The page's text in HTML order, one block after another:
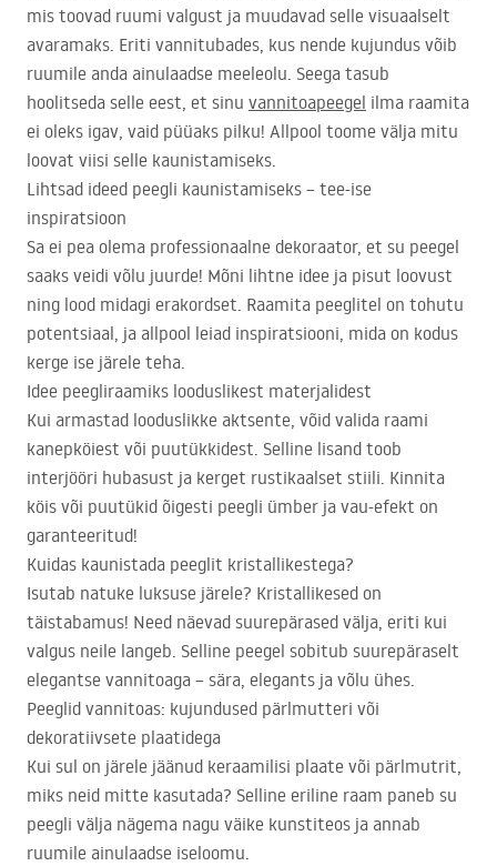
mis toovad ruumi valgust ja muudavad selle visuaalselt
avaramaks. Eriti vannitubades, kus nende kujundus võib
ruumile anda ainulaadse meeleolu. Seega tasub
hoolitseda selle eest, et sinu vannitoapeegel ilma raamita
ei oleks igav, vaid püüaks pilku! Allpool toome välja mitu
loovat viisi selle kaunistamiseks.
Lihtsad ideed peegli kaunistamiseks – tee-ise
inspiratsioon
Sa ei pea olema professionaalne dekoraator, et su peegel
saaks veidi võlu juurde! Mõni lihtne idee ja pisut loovust
ning lood midagi erakordset. Raamita peeglitel on tohutu
potentsiaal, ja allpool leiad inspiratsiooni, mida on kodus
kerge ise järele teha.
Idee peegliraamiks looduslikest materjalidest
Kui armastad looduslikke aktsente, võid valida raami
kanepköiest või puutükkidest. Selline lisand toob
interjööri hubasust ja kerget rustikaalset stiili. Kinnita
köis või puutükid õigesti peegli ümber ja vau-efekt on
garanteeritud!
Kuidas kaunistada peeglit kristallikestega?
Isutab natuke luksuse järele? Kristallikesed on
täistabamus! Need näevad suurepärased välja, eriti kui
valgus neile langeb. Selline peegel sobitub suurepäraselt
elegantse vannitoaga – sära, elegants ja võlu ühes.
Peeglid vannitoas: kujundused pärlmutteri või
dekoratiivsete plaatidega
Kui sul on järele jäänud keraamilisi plaate või pärlmutrit,
miks neid mitte kasutada? Selline eriline raam paneb su
peegli välja nägema nagu väike kunstiteos ja annab
ruumile ainulaadse iseloomu.